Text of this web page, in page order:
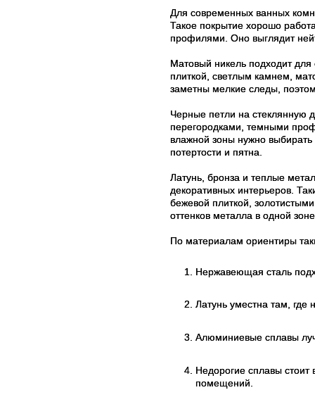
Для современных ванных
Такое покрытие хорошо
профилями. Оно выглядит
Матовый никель подходит для
плиткой, светлым камнем,
заметны мелкие следы,
Черные петли на стеклянную
перегородками, темными
влажной зоны нужно
потертости и пятна.
Латунь, бронза и теплые
декоративных интерьеров.
бежевой плиткой,
оттенков металла в одной
По материалам ориентиры
Нержавеющая сталь
Латунь уместна там, где
Алюминиевые сплавы
Недорогие сплавы
помещений.